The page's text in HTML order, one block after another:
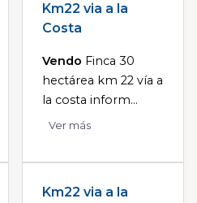
Km22 via a la
Costa
Vendo Finca 30
hectárea km 22 vía a
la costa inform...
Ver más
Km22 via a la